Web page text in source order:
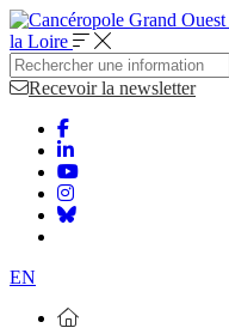
la Loire
Recevoir la newsletter
EN